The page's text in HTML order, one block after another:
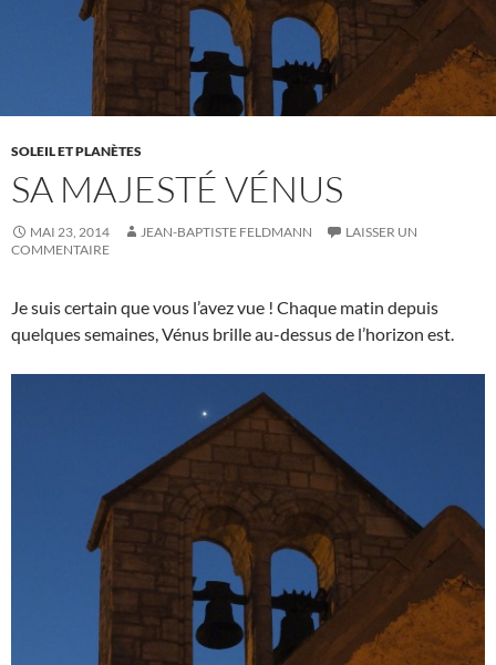
SOLEIL ET PLANÈTES
SA MAJESTÉ VÉNUS
MAI 23, 2014 JEAN-BAPTISTE FELDMANN
LAISSER UN
COMMENTAIRE
Je suis certain que vous l’avez vue ! Chaque matin depuis
quelques semaines, Vénus brille au-dessus de l’horizon est.